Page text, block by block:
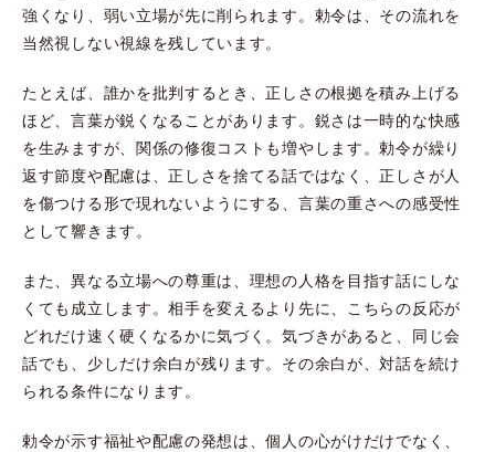
強くなり、弱い立場が先に削られます。勅令は、その流れを
当然視しない視線を残しています。
たとえば、誰かを批判するとき、正しさの根拠を積み上げる
ほど、言葉が鋭くなることがあります。鋭さは一時的な快感
を生みますが、関係の修復コストも増やします。勅令が繰り
返す節度や配慮は、正しさを捨てる話ではなく、正しさが人
を傷つける形で現れないようにする、言葉の重さへの感受性
として響きます。
また、異なる立場への尊重は、理想の人格を目指す話にしな
くても成立します。相手を変えるより先に、こちらの反応が
どれだけ速く硬くなるかに気づく。気づきがあると、同じ会
話でも、少しだけ余白が残ります。その余白が、対話を続け
られる条件になります。
勅令が示す福祉や配慮の発想は、個人の心がけだけでなく、